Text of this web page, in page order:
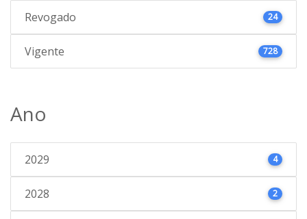
Revogado 24
Vigente 728
Ano
2029 4
2028 2